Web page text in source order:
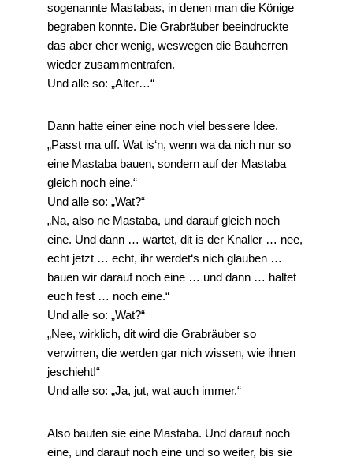
sogenannte Mastabas, in denen man die Könige
begraben konnte. Die Grabräuber beeindruckte
das aber eher wenig, weswegen die Bauherren
wieder zusammentrafen.
Und alle so: „Alter…“
Dann hatte einer eine noch viel bessere Idee.
„Passt ma uff. Wat is‘n, wenn wa da nich nur so
eine Mastaba bauen, sondern auf der Mastaba
gleich noch eine.“
Und alle so: „Wat?“
„Na, also ne Mastaba, und darauf gleich noch
eine. Und dann … wartet, dit is der Knaller … nee,
echt jetzt … echt, ihr werdet‘s nich glauben …
bauen wir darauf noch eine … und dann … haltet
euch fest … noch eine.“
Und alle so: „Wat?“
„Nee, wirklich, dit wird die Grabräuber so
verwirren, die werden gar nich wissen, wie ihnen
jeschieht!“
Und alle so: „Ja, jut, wat auch immer.“
Also bauten sie eine Mastaba. Und darauf noch
eine, und darauf noch eine und so weiter, bis sie